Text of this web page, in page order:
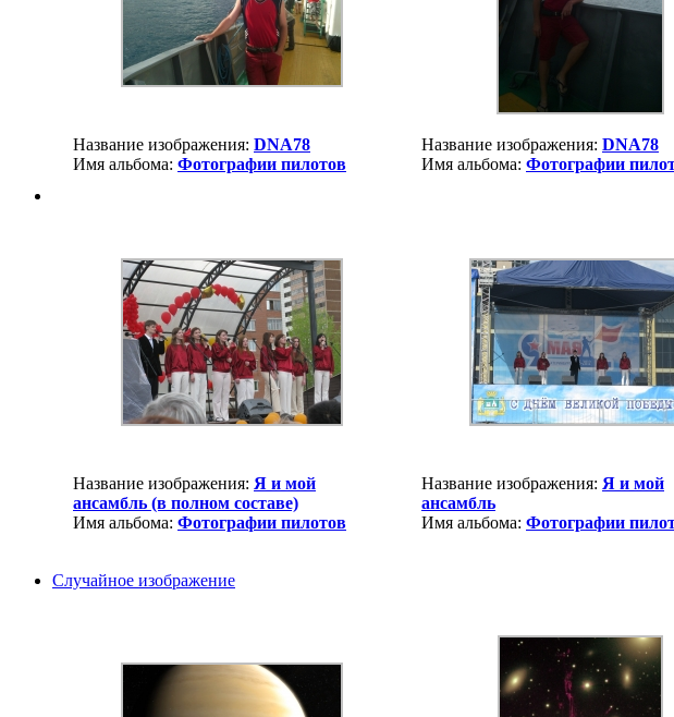
Название изображения: DNA78
Имя альбома: Фотографии пилотов
Название изображения: DNA78
Имя альбома: Фотографии
Название изображения: Я и мой
ансамбль (в полном составе)
Имя альбома: Фотографии пилотов
Название изображения: Я и мой
ансамбль
Имя альбома: Фотографии
Случайное изображение